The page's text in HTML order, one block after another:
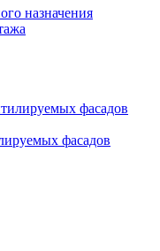
назначения
фасадов
фасадов